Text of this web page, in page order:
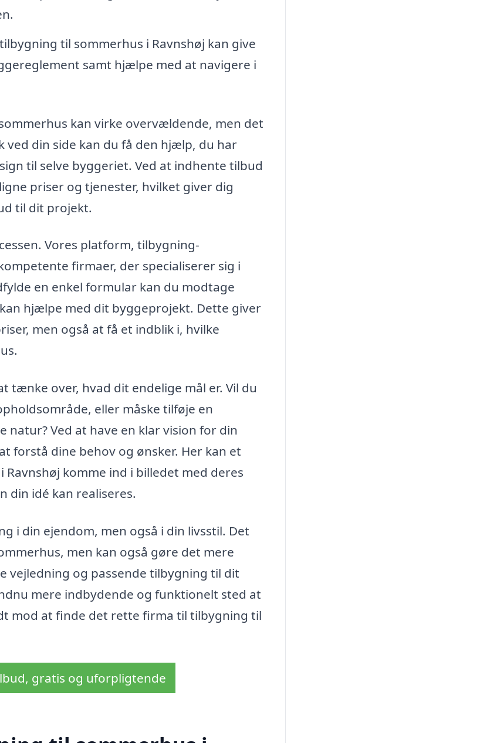
til sommerhus i Ravnshøj kan give
samt hjælpe med at navigere i
kan virke overvældende, men det
din side kan du få den hjælp, du har
til selve byggeriet. Ved at indhente tilbud
priser og tjenester, hvilket giver dig
til dit projekt.
Vores platform, tilbygning-
firmaer, der specialiserer sig i
en enkel formular kan du modtage
hjælpe med dit byggeprojekt. Dette giver
men også at få et indblik i, hvilke
over, hvad dit endelige mål er. Vil du
eller måske tilføje en
natur? Ved at have en klar vision for din
dine behov og ønsker. Her kan et
komme ind i billedet med deres
din idé kan realiseres.
i din ejendom, men også i din livsstil. Det
men kan også gøre det mere
og passende tilbygning til dit
mere indbydende og funktionelt sted at
mod at finde det rette firma til tilbygning til
gratis og uforpligtende